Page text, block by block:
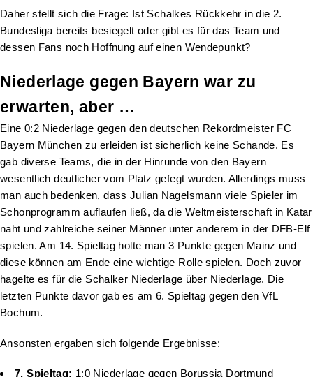
Daher stellt sich die Frage: Ist Schalkes Rückkehr in die 2.
Bundesliga bereits besiegelt oder gibt es für das Team und
dessen Fans noch Hoffnung auf einen Wendepunkt?
Niederlage gegen Bayern war zu
erwarten, aber …
Eine 0:2 Niederlage gegen den deutschen Rekordmeister FC
Bayern München zu erleiden ist sicherlich keine Schande. Es
gab diverse Teams, die in der Hinrunde von den Bayern
wesentlich deutlicher vom Platz gefegt wurden. Allerdings muss
man auch bedenken, dass Julian Nagelsmann viele Spieler im
Schonprogramm auflaufen ließ, da die Weltmeisterschaft in Katar
naht und zahlreiche seiner Männer unter anderem in der DFB-Elf
spielen. Am 14. Spieltag holte man 3 Punkte gegen Mainz und
diese können am Ende eine wichtige Rolle spielen. Doch zuvor
hagelte es für die Schalker Niederlage über Niederlage. Die
letzten Punkte davor gab es am 6. Spieltag gegen den VfL
Bochum.
Ansonsten ergaben sich folgende Ergebnisse:
7. Spieltag: 1:0 Niederlage gegen Borussia Dortmund